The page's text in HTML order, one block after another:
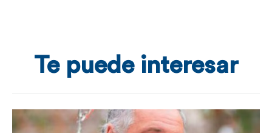
Te puede interesar